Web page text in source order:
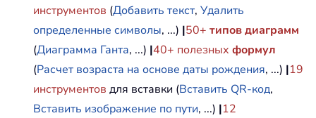
инструментов (Добавить текст, Удалить
определенные символы, ...) |50+ типов диаграмм
(Диаграмма Ганта, ...) |40+ полезных формул
(Расчет возраста на основе даты рождения, ...) |19
инструментов для вставки (Вставить QR-код,
Вставить изображение по пути, ...) |12